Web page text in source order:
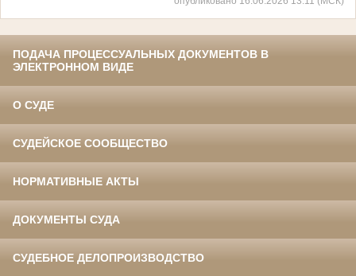
ПОДАЧА ПРОЦЕССУАЛЬНЫХ ДОКУМЕНТОВ В
ЭЛЕКТРОННОМ ВИДЕ
О СУДЕ
СУДЕЙСКОЕ СООБЩЕСТВО
НОРМАТИВНЫЕ АКТЫ
ДОКУМЕНТЫ СУДА
СУДЕБНОЕ ДЕЛОПРОИЗВОДСТВО